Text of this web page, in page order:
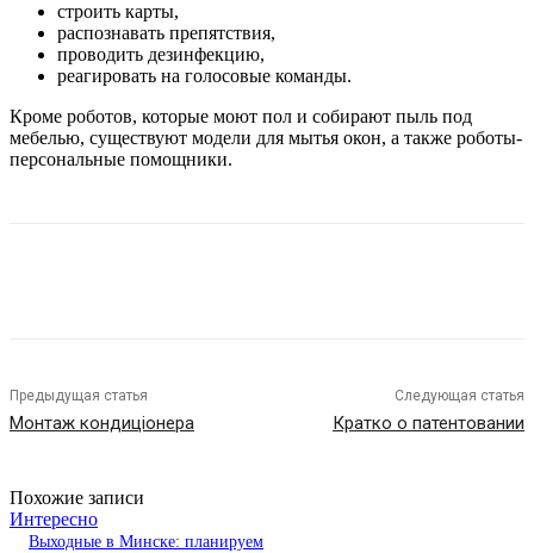
строить карты,
распознавать препятствия,
проводить дезинфекцию,
реагировать на голосовые команды.
Кроме роботов, которые моют пол и собирают пыль под
мебелью, существуют модели для мытья окон, а также роботы-
персональные помощники.
Предыдущая статья
Монтаж кондиціонера
Следующая статья
Кратко о патентовании
Похожие записи
Интересно
Выходные в Минске: планируем